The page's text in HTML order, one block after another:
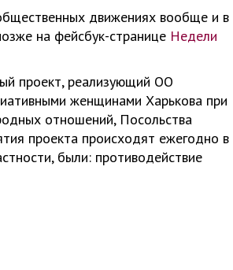
движениях вообще и в
на фейсбук-странице Недели
проект, реализующий ОО
женщинами Харькова при
отношений, Посольства
проекта происходят ежегодно в
были: противодействие